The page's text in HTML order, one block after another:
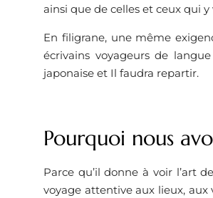
ainsi que de celles et ceux qui y
En filigrane, une même
écrivains voyageurs de
japonaise et Il faudra repartir.
Pourquoi nous
Parce qu’il donne à voir l’art
voyage attentive aux lieux, aux